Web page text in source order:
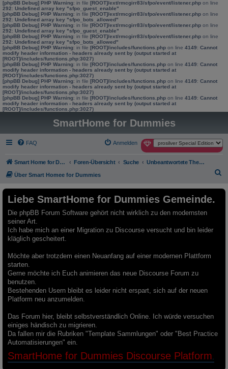
[phpBB Debug] PHP Warning: in file [ROOT]/ext/rmcgirr83/sfpo/event/listener.php on line
292: Undefined array key "sfpo_guest_enable"
[phpBB Debug] PHP Warning: in file [ROOT]/ext/rmcgirr83/sfpo/event/listener.php on line
292: Undefined array key "sfpo_bots_allowed"
[phpBB Debug] PHP Warning: in file [ROOT]/ext/rmcgirr83/sfpo/event/listener.php on line
292: Undefined array key "sfpo_guest_enable"
[phpBB Debug] PHP Warning: in file [ROOT]/ext/rmcgirr83/sfpo/event/listener.php on line
292: Undefined array key "sfpo_bots_allowed"
[phpBB Debug] PHP Warning: in file [ROOT]/includes/functions.php on line 4149: Cannot
modify header information - headers already sent by (output started at
[ROOT]/includes/functions.php:3027)
[phpBB Debug] PHP Warning: in file [ROOT]/includes/functions.php on line 4149: Cannot
modify header information - headers already sent by (output started at
[ROOT]/includes/functions.php:3027)
[phpBB Debug] PHP Warning: in file [ROOT]/includes/functions.php on line 4149: Cannot
modify header information - headers already sent by (output started at
[ROOT]/includes/functions.php:3027)
[phpBB Debug] PHP Warning: in file [ROOT]/includes/functions.php on line 4149: Cannot
modify header information - headers already sent by (output started at
[ROOT]/includes/functions.php:3027)
SmartHome for Dummies
FAQ Anmelden
Smart Home for Dummies Foren-Übersicht Suche Unbeantwortete Themen
Über Smart Homee for Dummies
Liebe SmartHome for Dummies Gemeinde.
Die phpBB Forum Software gehört nicht wirklich zu den modernsten
seiner Art.
Ich habe mich an einer Migration zu Discourse versucht und bin leider
kläglich gescheitert.
Möchte aber trotzdem einen Neuanfang auf einer modernen Plattform
starten.
Gerne möchte ich Euch animieren das neue Discourse Forum zu
benutzen.
Bestehenden Usern bleibt es leider nicht erspart, sich auf der neuen
Platform neu anzumelden.
Das Forum hier, bleibt selbstverständlich Online. Ich würde versuchen
einiges händisch zu migrieren.
Da fallen mir die Rubriken "Template Sammlungen" oder "Best Practice
Automatisierungen" ein.
SmartHome for Dummies Discourse Platform.